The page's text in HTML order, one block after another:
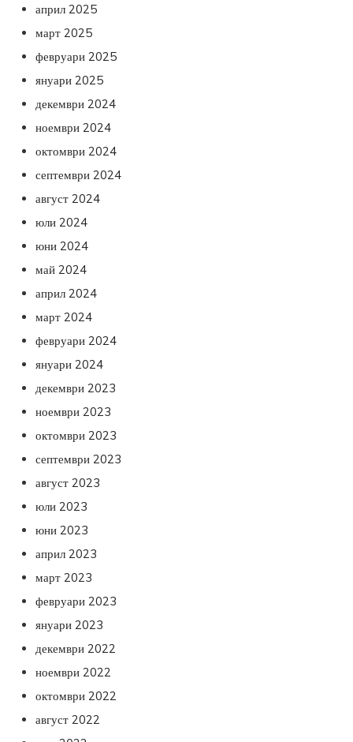
април 2025
март 2025
февруари 2025
януари 2025
декември 2024
ноември 2024
октомври 2024
септември 2024
август 2024
юли 2024
юни 2024
май 2024
април 2024
март 2024
февруари 2024
януари 2024
декември 2023
ноември 2023
октомври 2023
септември 2023
август 2023
юли 2023
юни 2023
април 2023
март 2023
февруари 2023
януари 2023
декември 2022
ноември 2022
октомври 2022
август 2022